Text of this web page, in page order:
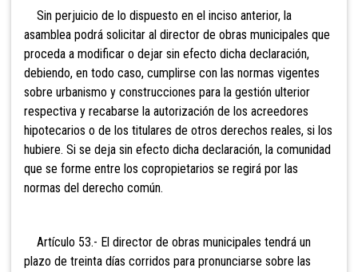
Sin perjuicio de lo dispuesto en el inciso anterior, la
asamblea podrá solicitar al director de obras municipales que
proceda a modificar o dejar sin efecto dicha declaración,
debiendo, en todo caso, cumplirse con las normas vigentes
sobre urbanismo y construcciones para la gestión ulterior
respectiva y recabarse la autorización de los acreedores
hipotecarios o de los titulares de otros derechos reales, si los
hubiere. Si se deja sin efecto dicha declaración, la comunidad
que se forme entre los copropietarios se regirá por las
normas del derecho común.
Artículo 53.- El director de obras municipales tendrá un
plazo de treinta días corridos para pronunciarse sobre las